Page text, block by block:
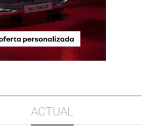
ACTUAL